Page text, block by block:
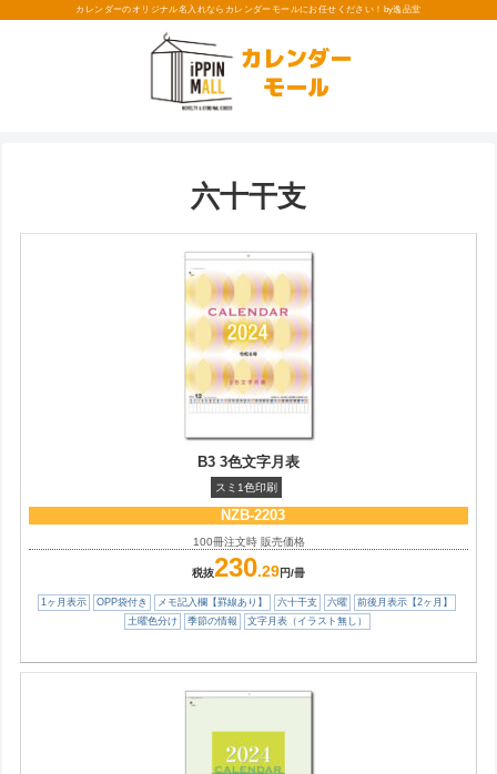
カレンダーのオリジナル名入れならカレンダーモールにお任せください！by逸品堂
カレンダー
モール
六十干支
B3 3色文字月表
スミ1色印刷
NZB-2203
100冊注文時 販売価格
税抜230.29円/冊
1ヶ月表示 OPP袋付き メモ記入欄【罫線あり】 六十干支 六曜
前後月表示【2ヶ月】
土曜色分け
季節の情報 文字月表（イラスト無し）